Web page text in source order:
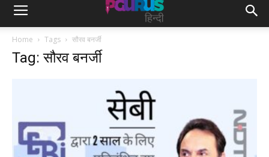
Home Tags सौरव बनर्जी
Tag: सौरव बनर्जी